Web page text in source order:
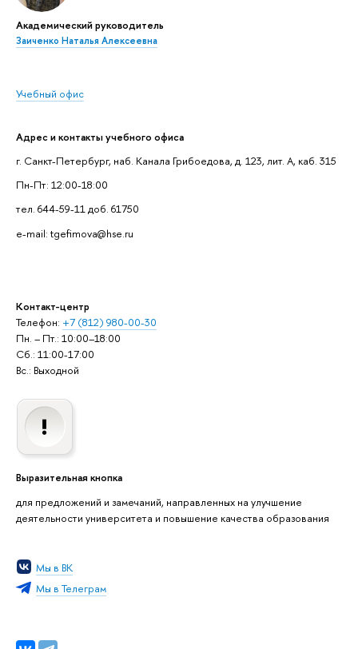
Академический руководитель
Заиченко Наталья Алексеевна
Учебный офис
Адрес и контакты учебного офиса
г. Санкт-Петербург, наб. Канала Грибоедова, д. 123, лит. А, каб. 315
Пн-Пт: 12:00-18:00
тел. 644-59-11 доб. 61750
e-mail: tgefimova@hse.ru
Контакт-центр
Телефон: +7 (812) 980-00-30
Пн. – Пт.: 10:00–18:00
Сб.: 11:00-17:00
Вс.: Выходной
Выразительная кнопка
для предложений и замечаний, направленных на улучшение
деятельности университета и повышение качества образования
Мы в ВК
Мы в Телеграм